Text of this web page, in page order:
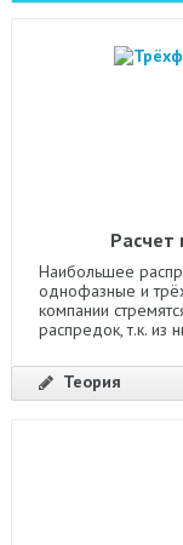
Расчет
Наибольшее
однофазные и
компании
распредок, т.к. из
Теория